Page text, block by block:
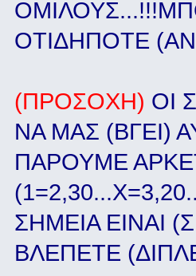
ΟΤΙΔΗΠΟΤΕ
(ΠΡΟΣΟΧΗ) ΟΙ
ΝΑ ΜΑΣ (ΒΓΕΙ)
ΠΑΡΟΥΜΕ
ΣΗΜΕΙΑ ΕΙΝΑΙ
ΒΛΕΠΕΤΕ